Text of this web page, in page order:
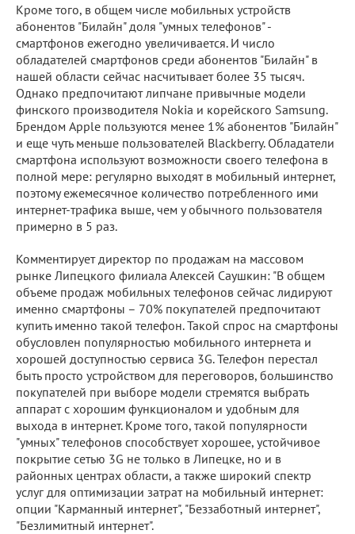
Кроме того, в общем числе мобильных устройств
абонентов "Билайн" доля "умных телефонов" -
смартфонов ежегодно увеличивается. И число
обладателей смартфонов среди абонентов "Билайн" в
нашей области сейчас насчитывает более 35 тысяч.
Однако предпочитают липчане привычные модели
финского производителя Nokia и корейского Samsung.
Брендом Apple пользуются менее 1% абонентов "Билайн"
и еще чуть меньше пользователей Blackberry. Обладатели
смартфона используют возможности своего телефона в
полной мере: регулярно выходят в мобильный интернет,
поэтому ежемесячное количество потребленного ими
интернет-трафика выше, чем у обычного пользователя
примерно в 5 раз.
Комментирует директор по продажам на массовом
рынке Липецкого филиала Алексей Саушкин: "В общем
объеме продаж мобильных телефонов сейчас лидируют
именно смартфоны – 70% покупателей предпочитают
купить именно такой телефон. Такой спрос на смартфоны
обусловлен популярностью мобильного интернета и
хорошей доступностью сервиса 3G. Телефон перестал
быть просто устройством для переговоров, большинство
покупателей при выборе модели стремятся выбрать
аппарат с хорошим функционалом и удобным для
выхода в интернет. Кроме того, такой популярности
"умных" телефонов способствует хорошее, устойчивое
покрытие сетью 3G не только в Липецке, но и в
районных центрах области, а также широкий спектр
услуг для оптимизации затрат на мобильный интернет:
опции "Карманный интернет", "Беззаботный интернет",
"Безлимитный интернет".